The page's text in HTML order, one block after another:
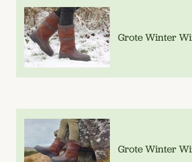
Grote Winter
Grote Winter